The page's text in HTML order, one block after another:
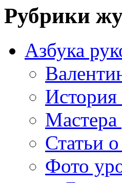
Рубрики
Азбука
История
Мастера
Статьи
Фото